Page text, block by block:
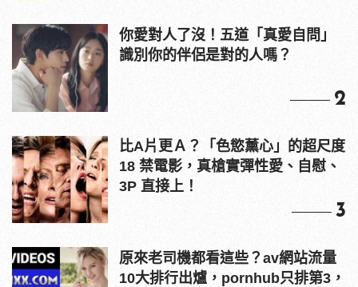
你愛對人了沒！五道「真愛自問」
識別你的伴侶是對的人嗎？
2
比A片更Ａ？「色慾薰心」的超尺度
18 禁電影，真槍實彈性愛、自慰、
3P 直接上！
3
原來老司機都看這些？av網站流量
10大排行出爐，pornhub只排第3，